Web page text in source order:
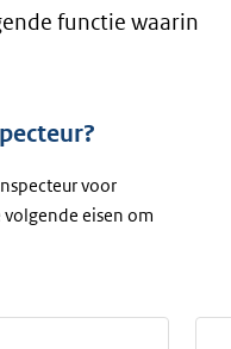
functie waarin
voor
volgende eisen om